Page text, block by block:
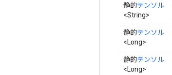
静的テンソル
<String>
静的テンソル
<Long>
静的テンソル
<Long>